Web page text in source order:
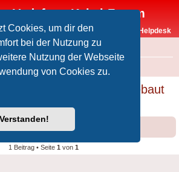
Cookies, um dir den
bei der Nutzung zu
Nutzung der Webseite
von Cookies zu.
Verstanden!
Vodafone-Kabel-Forum
Vodafone-Kabel-Helpdesk
Rundfunk soll 2029 umgebaut
1 Beitrag • Seite 1 von 1